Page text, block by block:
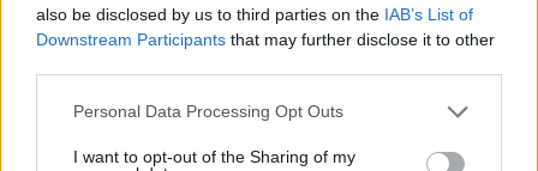
also be disclosed by us to third parties on the IAB’s List of
Downstream Participants that may further disclose it to other
Please note that this website/app uses one or more Google
not limited to your visit or usage behaviour. You may click to
Personal Data Processing Opt Outs
I want to opt-out of the Sharing of my